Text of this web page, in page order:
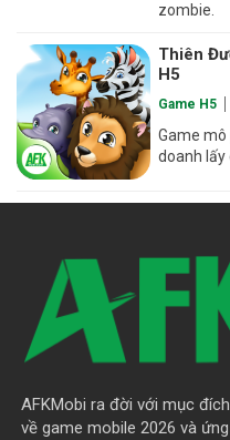
zombie.
Thiên
H5
Game H5
Game mô
doanh lấy
AFKMobi ra đời với mục
về game mobile 2026 và